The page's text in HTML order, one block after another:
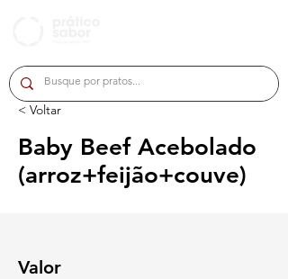
< Voltar
Baby Beef Acebolado
(arroz+feijão+couve)
Valor